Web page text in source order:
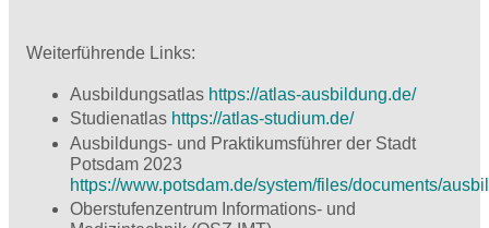
Weiterführende Links:
Ausbildungsatlas https://atlas-ausbildung.de/
Studienatlas https://atlas-studium.de/
Ausbildungs- und Praktikumsführer der Stadt
Potsdam 2023
https://www.potsdam.de/system/files/documents/
Oberstufenzentrum Informations- und